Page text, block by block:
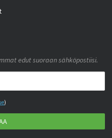
edut suoraan sähköpostiisi.
)